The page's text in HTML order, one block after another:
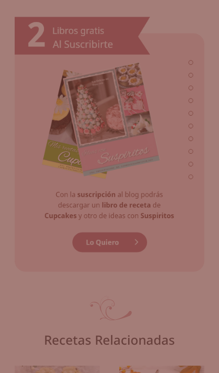
Recetas Relacionadas